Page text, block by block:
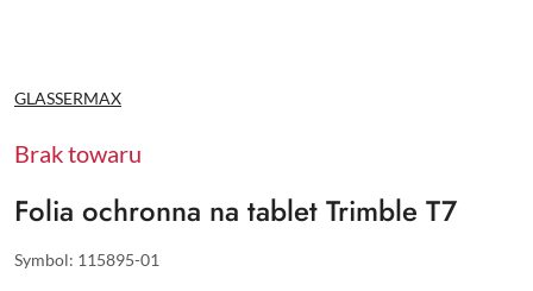
NAZWA
PRODUCENTA:
GLASSERMAX
Brak towaru
Folia ochronna na tablet Trimble T7
Symbol: 115895-01